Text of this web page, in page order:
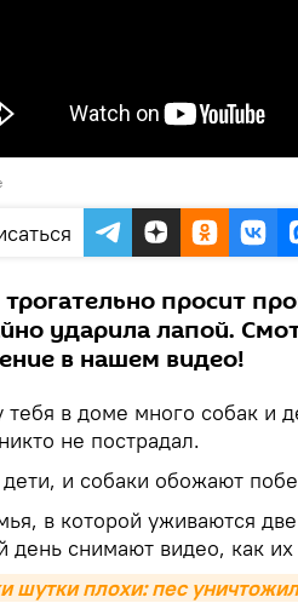
трогательно просит
ударила лапой.
в нашем видео!
тебя в доме много собак и
не пострадал.
и собаки обожают
в которой уживаются
день снимают видео, как
шутки плохи: пес